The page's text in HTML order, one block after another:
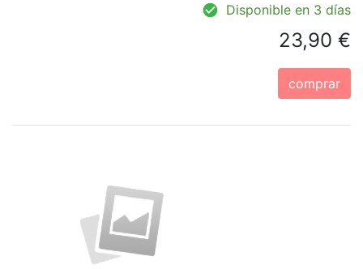
Disponible en 3 días
23,90 €
comprar